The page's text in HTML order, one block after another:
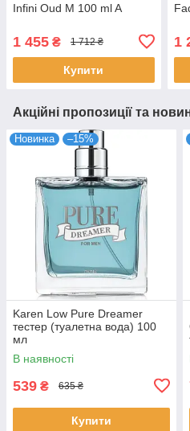
Infini Oud M 100 ml A
1 455 ₴ 1 712 ₴
Купити
1
Акційні пропозиції та
Новинка –15%
Karen Low Pure Dreamer
тестер (туалетна вода) 100
мл
В наявності
539 ₴ 635 ₴
Купити